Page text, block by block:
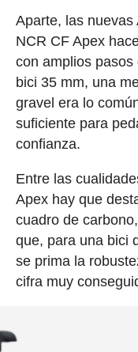
Aparte, las nuevas
NCR CF Apex
con amplios
bici 35 mm, una
gravel era lo
suficiente para
confianza.
Entre las
Apex hay que
cuadro de
que, para una bici
se prima la
cifra muy